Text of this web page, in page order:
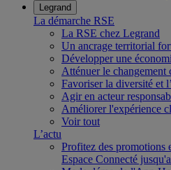
Legrand
La démarche RSE
La RSE chez Legrand
Un ancrage territorial
Développer une
Atténuer le changement
Favoriser la diversité et
Agir en acteur
Améliorer l'expérience
Voir tout
L’actu
Profitez des promotions
Espace Connecté